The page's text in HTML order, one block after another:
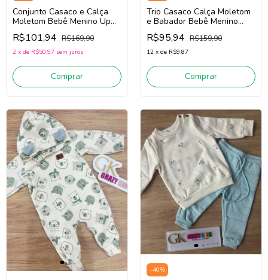
Conjunto Casaco e Calça
Moletom Bebê Menino Up
Baby 45897 (Branco/Preto)
R$101,94 R$169,90
2 x de R$50,97 sem juros
Comprar
Trio Casaco Calça Moletom
e Babador Bebê Menino
Divertto 16205 (Off
White/Verde)
R$95,94 R$159,90
12 x de R$9,87
Comprar
-40%